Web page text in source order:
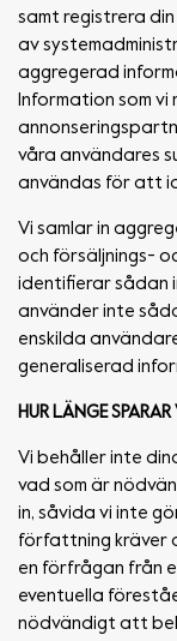
samt registrera
av
aggregerad
Information som
våra användares
användas för att
Vi samlar in
och försäljnings-
identifierar sådan
använder inte
enskilda
generaliserad
HUR LÄNGE
Vi behåller inte
vad som är
in, såvida vi inte
författning kräver
en förfrågan från
eventuella
nödvändigt att